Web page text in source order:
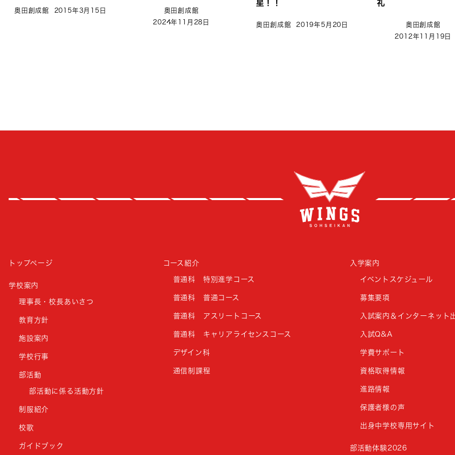
奥田創成館 2015年3月15日
奥田創成館
2024年11月28日
星！！
奥田創成館 2019年5月20日
礼
奥田創成館
2012年11月19日
トップページ
学校案内
理事長・校長あいさつ
教育方針
施設案内
学校行事
部活動
部活動に係る活動方針
制服紹介
校歌
ガイドブック
コース紹介
普通科 特別進学コース
普通科 普通コース
普通科 アスリートコース
普通科 キャリアライセンスコース
デザイン科
通信制課程
入学案内
イベントスケジュール
募集要項
入試案内＆インターネット
入試Q&A
学費サポート
資格取得情報
進路情報
保護者様の声
出身中学校専用サイト
部活動体験2026